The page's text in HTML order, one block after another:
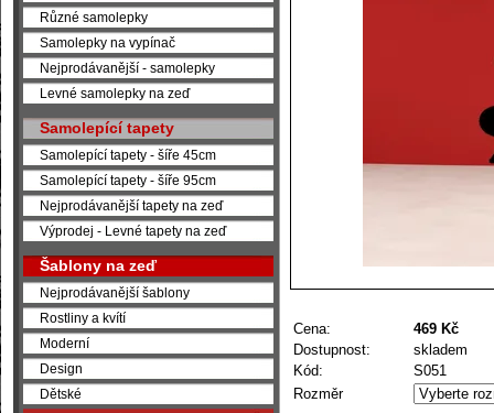
Cena:
469 Kč
Dostupnost:
skladem
Kód:
S051
Rozměr
Různé samolepky
Samolepky na vypínač
Nejprodávanější - samolepky
Levné samolepky na zeď
Samolepící tapety
Samolepící tapety - šíře 45cm
Samolepící tapety - šíře 95cm
Nejprodávanější tapety na zeď
Výprodej - Levné tapety na zeď
Šablony na zeď
Nejprodávanější šablony
Rostliny a kvítí
Moderní
Design
Dětské